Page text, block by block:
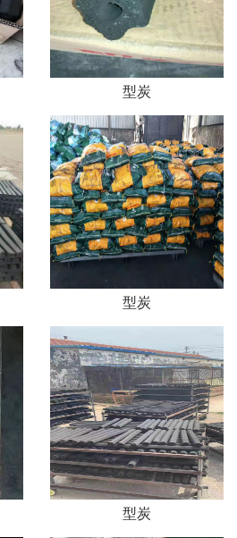
型炭
型炭
型炭